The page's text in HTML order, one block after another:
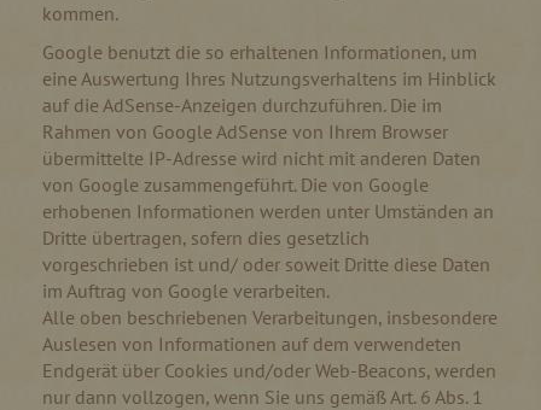
kommen.
Google benutzt die so erhaltenen Informationen, um
eine Auswertung Ihres Nutzungsverhaltens im Hinblick
auf die AdSense-Anzeigen durchzuführen. Die im
Rahmen von Google AdSense von Ihrem Browser
übermittelte IP-Adresse wird nicht mit anderen Daten
von Google zusammengeführt. Die von Google
erhobenen Informationen werden unter Umständen an
Dritte übertragen, sofern dies gesetzlich
vorgeschrieben ist und/ oder soweit Dritte diese Daten
im Auftrag von Google verarbeiten.
Alle oben beschriebenen Verarbeitungen, insbesondere
Auslesen von Informationen auf dem verwendeten
Endgerät über Cookies und/oder Web-Beacons, werden
nur dann vollzogen, wenn Sie uns gemäß Art. 6 Abs. 1